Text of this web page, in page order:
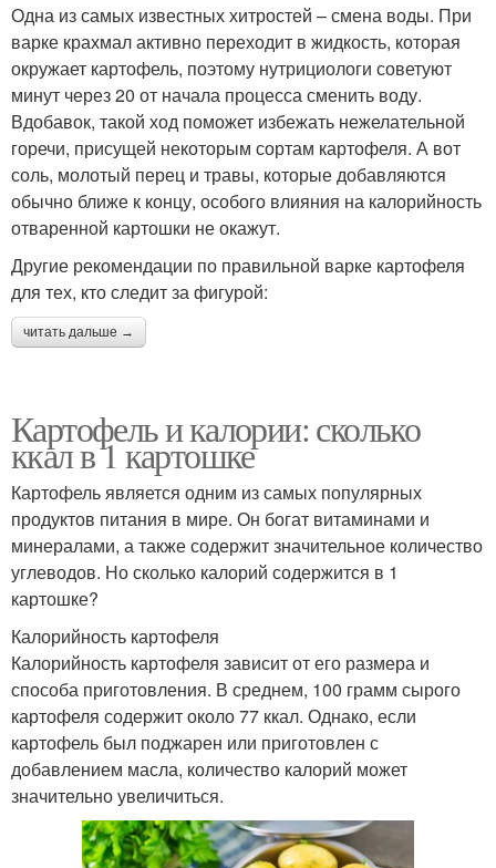
Одна из самых известных хитростей – смена воды. При
варке крахмал активно переходит в жидкость, которая
окружает картофель, поэтому нутрициологи советуют
минут через 20 от начала процесса сменить воду.
Вдобавок, такой ход поможет избежать нежелательной
горечи, присущей некоторым сортам картофеля. А вот
соль, молотый перец и травы, которые добавляются
обычно ближе к концу, особого влияния на калорийность
отваренной картошки не окажут.
Другие рекомендации по правильной варке картофеля
для тех, кто следит за фигурой:
читать дальше →
Картофель и калории: сколько
ккал в 1 картошке
Картофель является одним из самых популярных
продуктов питания в мире. Он богат витаминами и
минералами, а также содержит значительное количество
углеводов. Но сколько калорий содержится в 1
картошке?
Калорийность картофеля
Калорийность картофеля зависит от его размера и
способа приготовления. В среднем, 100 грамм сырого
картофеля содержит около 77 ккал. Однако, если
картофель был поджарен или приготовлен с
добавлением масла, количество калорий может
значительно увеличиться.